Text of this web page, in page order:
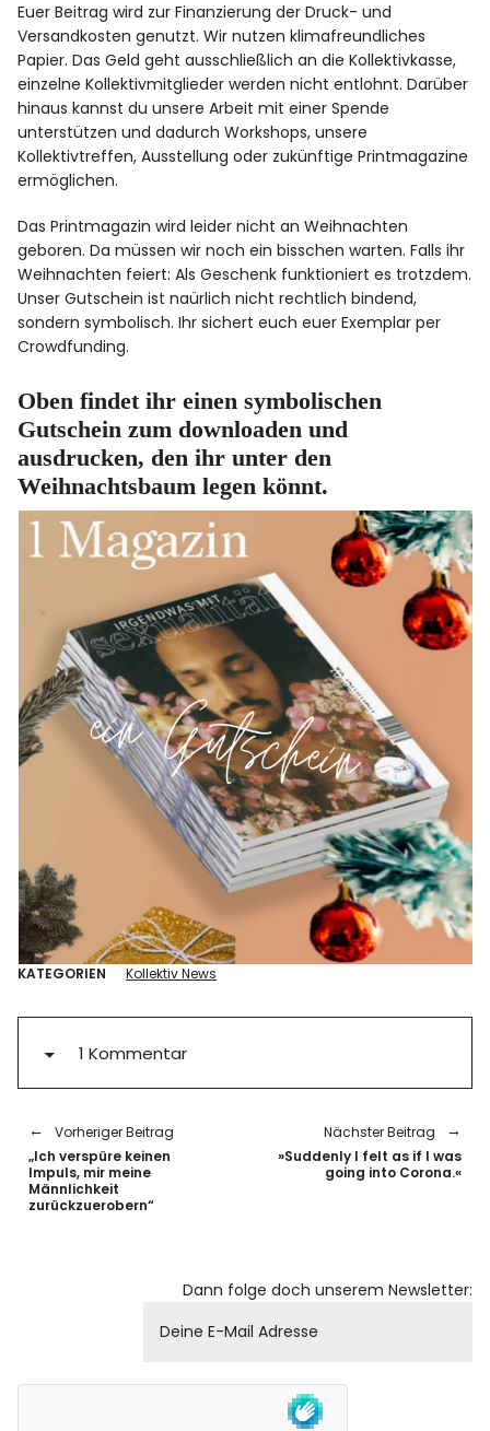
Euer Beitrag wird zur Finanzierung der Druck- und
Versandkosten genutzt. Wir nutzen klimafreundliches
Papier. Das Geld geht ausschließlich an die Kollektivkasse,
einzelne Kollektivmitglieder werden nicht entlohnt. Darüber
hinaus kannst du unsere Arbeit mit einer Spende
unterstützen und dadurch Workshops, unsere
Kollektivtreffen, Ausstellung oder zukünftige Printmagazine
ermöglichen.
Das Printmagazin wird leider nicht an Weihnachten
geboren. Da müssen wir noch ein bisschen warten. Falls ihr
Weihnachten feiert: Als Geschenk funktioniert es trotzdem.
Unser Gutschein ist naürlich nicht rechtlich bindend,
sondern symbolisch. Ihr sichert euch euer Exemplar per
Crowdfunding.
Oben findet ihr einen symbolischen
Gutschein zum downloaden und
ausdrucken, den ihr unter den
Weihnachtsbaum legen könnt.
KATEGORIEN Kollektiv News
1 Kommentar
Vorheriger Beitrag
„Ich verspüre keinen
Impuls, mir meine
Männlichkeit
zurückzuerobern“
Nächster Beitrag
»Suddenly I felt as if I was
going into Corona.«
Dann folge doch unserem Newsletter: